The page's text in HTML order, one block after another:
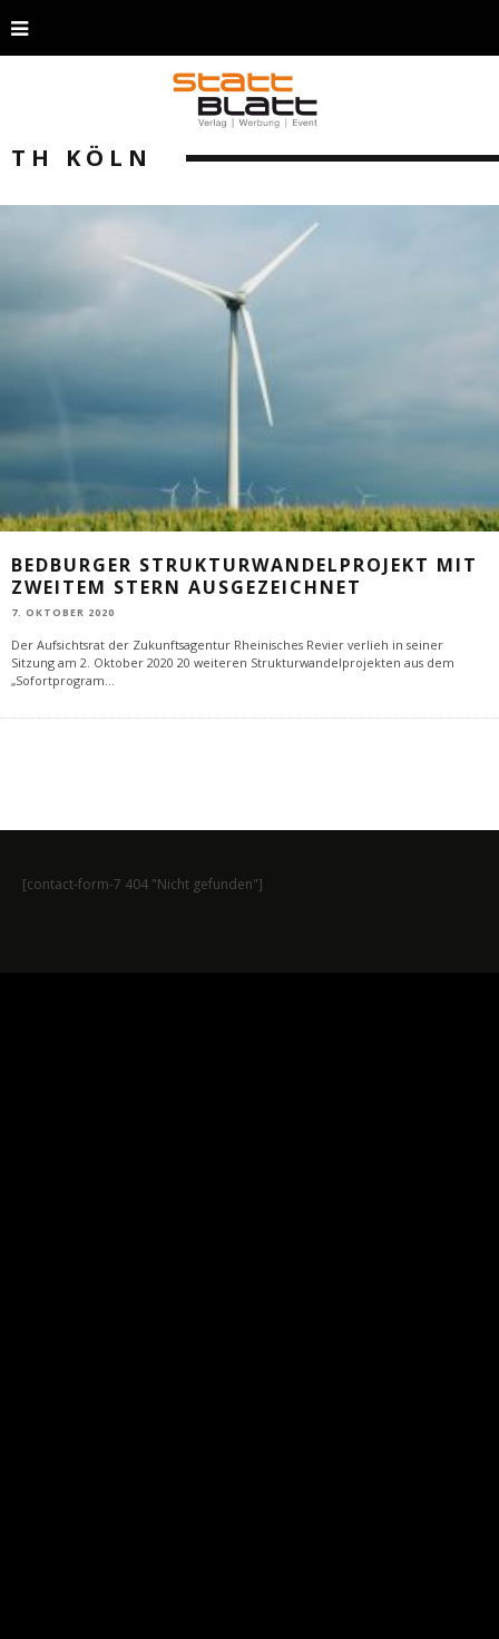
TH KÖLN
BEDBURGER STRUKTURWANDELPROJEKT MIT
ZWEITEM STERN AUSGEZEICHNET
7. OKTOBER 2020
Der Aufsichtsrat der Zukunftsagentur Rheinisches Revier verlieh in seiner
Sitzung am 2. Oktober 2020 20 weiteren Strukturwandelprojekten aus dem
„Sofortprogram...
[contact-form-7 404 "Nicht gefunden"]